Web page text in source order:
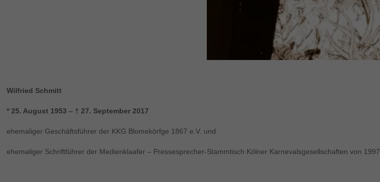
Wilfried Schmitt
* 25. August 1953 – † 27. September 2017
ehemaliger Geschäftsführer der KKG Blomekörfge 1867 e.V. und
ehemaliger Schriftführer der Medienklaafer – Pressesprecher-Stammtisch Kölner Karnevalsgesellschaften von 1997